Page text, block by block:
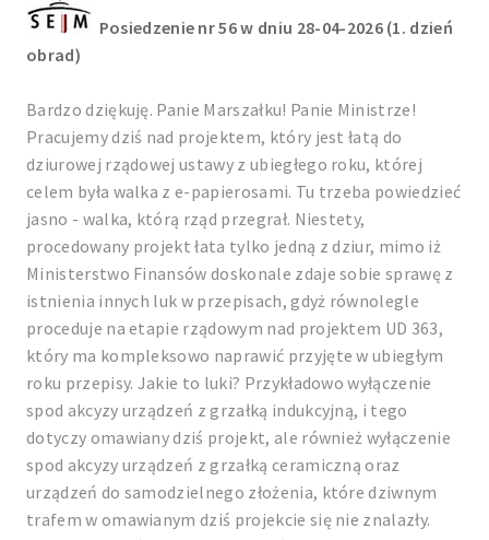
Posiedzenie nr 56 w dniu 28-04-2026 (1. dzień
obrad)
Bardzo dziękuję. Panie Marszałku! Panie Ministrze!
Pracujemy dziś nad projektem, który jest łatą do
dziurowej rządowej ustawy z ubiegłego roku, której
celem była walka z e-papierosami. Tu trzeba powiedzieć
jasno - walka, którą rząd przegrał. Niestety,
procedowany projekt łata tylko jedną z dziur, mimo iż
Ministerstwo Finansów doskonale zdaje sobie sprawę z
istnienia innych luk w przepisach, gdyż równolegle
proceduje na etapie rządowym nad projektem UD 363,
który ma kompleksowo naprawić przyjęte w ubiegłym
roku przepisy. Jakie to luki? Przykładowo wyłączenie
spod akcyzy urządzeń z grzałką indukcyjną, i tego
dotyczy omawiany dziś projekt, ale również wyłączenie
spod akcyzy urządzeń z grzałką ceramiczną oraz
urządzeń do samodzielnego złożenia, które dziwnym
trafem w omawianym dziś projekcie się nie znalazły.